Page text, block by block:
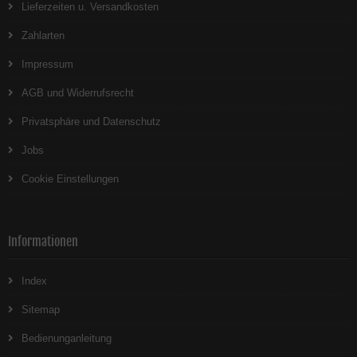
Lieferzeiten u. Versandkosten
Zahlarten
Impressum
AGB und Widerrufsrecht
Privatsphäre und Datenschutz
Jobs
Cookie Einstellungen
Informationen
Index
Sitemap
Bedienunganleitung